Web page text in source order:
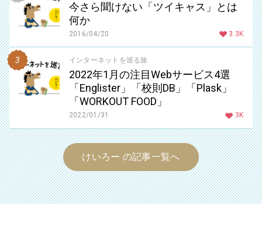
今さら聞けない「ツイキャス」とは
何か
2016/04/20 3.3K
インターネットを巡る旅
2022年1月の注目Webサービス4選
「Englister」「校則DB」「Plask」
「WORKOUT FOOD」
2022/01/31 3K
けいろー の記事一覧へ